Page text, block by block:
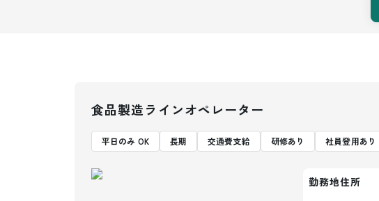
食品製造ラインオペレーター
平日のみ OK 長期 交通費支給 研修あり 社員登用あり
勤務地住所